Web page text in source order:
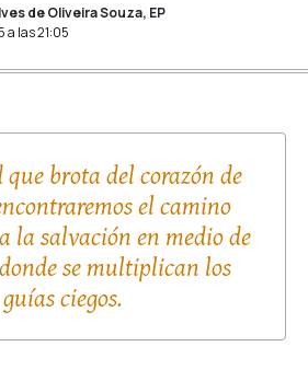
de Oliveira Souza, EP
a las 21:05
brota del corazón de
el camino
la salvación en medio de
se multiplican los
guías ciegos.